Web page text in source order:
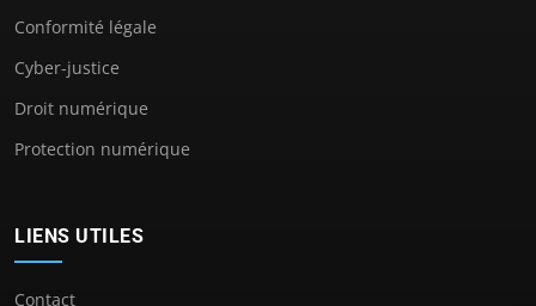
Conformité légale
Cyber-justice
Droit numérique
Protection numérique
LIENS UTILES
Contact